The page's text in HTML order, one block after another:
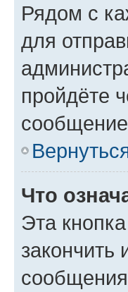
Рядом с
для
пройдёте
Что
Эта
закончить